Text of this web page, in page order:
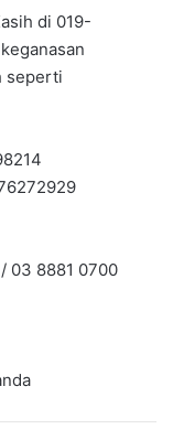
di 019-
seperti
03 8881 0700